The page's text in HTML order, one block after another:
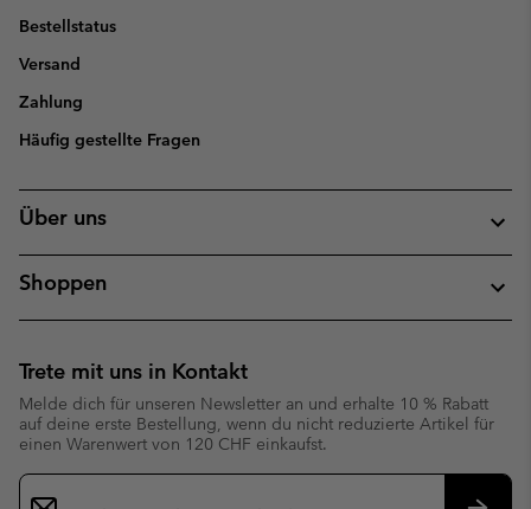
Bestellstatus
Versand
Zahlung
Häufig gestellte Fragen
Über uns
Shoppen
Trete mit uns in Kontakt
Melde dich für unseren Newsletter an und erhalte 10 % Rabatt
auf deine erste Bestellung, wenn du nicht reduzierte Artikel für
einen Warenwert von 120 CHF einkaufst.
Newsletter-